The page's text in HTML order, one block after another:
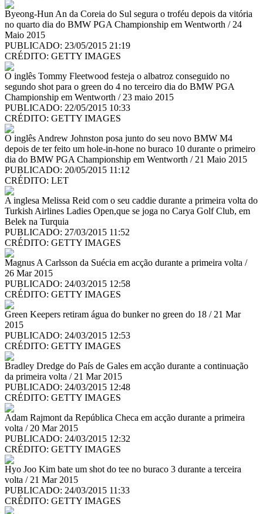
Byeong-Hun An da Coreia do Sul segura o troféu depois da vitória
no quarto dia do BMW PGA Championship em Wentworth / 24
Maio 2015
PUBLICADO: 23/05/2015 21:19
CRÉDITO: GETTY IMAGES
O inglês Tommy Fleetwood festeja o albatroz conseguido no
segundo shot para o green do 4 no terceiro dia do BMW PGA
Championship em Wentworth / 23 maio 2015
PUBLICADO: 22/05/2015 10:33
CRÉDITO: GETTY IMAGES
O inglês Andrew Johnston posa junto do seu novo BMW M4
depois de ter feito um hole-in-hone no buraco 10 durante o primeiro
dia do BMW PGA Championship em Wentworth / 21 Maio 2015
PUBLICADO: 20/05/2015 11:12
CRÉDITO: LET
A inglesa Melissa Reid com o seu caddie durante a primeira volta do
Turkish Airlines Ladies Open,que se joga no Carya Golf Club, em
Belek na Turquia
PUBLICADO: 27/03/2015 11:52
CRÉDITO: GETTY IMAGES
Magnus A Carlsson da Suécia em acção durante a primeira volta /
26 Mar 2015
PUBLICADO: 24/03/2015 12:58
CRÉDITO: GETTY IMAGES
Green Keepers retiram água do bunker no green do 18 / 21 Mar
2015
PUBLICADO: 24/03/2015 12:53
CRÉDITO: GETTY IMAGES
Bradley Dredge do País de Gales em acção durante a continuação
da primeira volta / 21 Mar 2015
PUBLICADO: 24/03/2015 12:48
CRÉDITO: GETTY IMAGES
Adam Rajmont da República Checa em acção durante a primeira
volta / 20 Mar 2015
PUBLICADO: 24/03/2015 12:32
CRÉDITO: GETTY IMAGES
Hyo Joo Kim bate um shot do tee no buraco 3 durante a terceira
volta / 21 Mar 2015
PUBLICADO: 24/03/2015 11:33
CRÉDITO: GETTY IMAGES